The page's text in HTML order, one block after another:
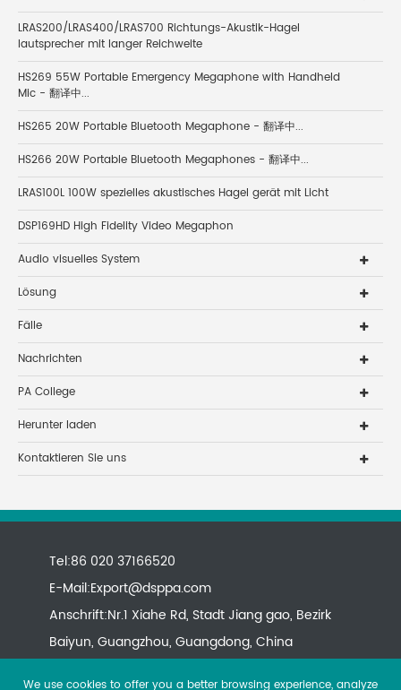
LRAS200/LRAS400/LRAS700 Richtungs-Akustik-Hagel
lautsprecher mit langer Reichweite
HS269 55W Portable Emergency Megaphone with Handheld
Mic - 翻译中...
HS265 20W Portable Bluetooth Megaphone - 翻译中...
HS266 20W Portable Bluetooth Megaphones - 翻译中...
LRAS100L 100W spezielles akustisches Hagel gerät mit Licht
DSP169HD High Fidelity Video Megaphon
Audio visuelles System
Lösung
Fälle
Nachrichten
PA College
Herunter laden
Kontaktieren Sie uns
Tel:86 020 37166520
E-Mail:Export@dsppa.com
Anschrift:Nr.1 Xiahe Rd, Stadt Jiang gao, Bezirk
Baiyun, Guangzhou, Guangdong, China
We use cookies to offer you a better browsing experience, analyze